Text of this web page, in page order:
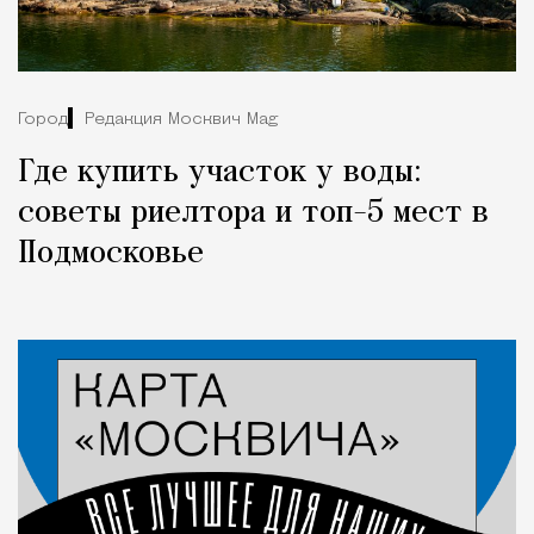
Город Редакция Москвич Mag
Где купить участок у воды:
советы риелтора и топ-5 мест в
Подмосковье